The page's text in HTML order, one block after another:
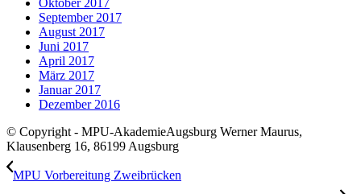
Oktober 2017
September 2017
August 2017
Juni 2017
April 2017
März 2017
Januar 2017
Dezember 2016
© Copyright - MPU-AkademieAugsburg Werner Maurus,
Klausenberg 16, 86199 Augsburg
MPU Vorbereitung Zweibrücken